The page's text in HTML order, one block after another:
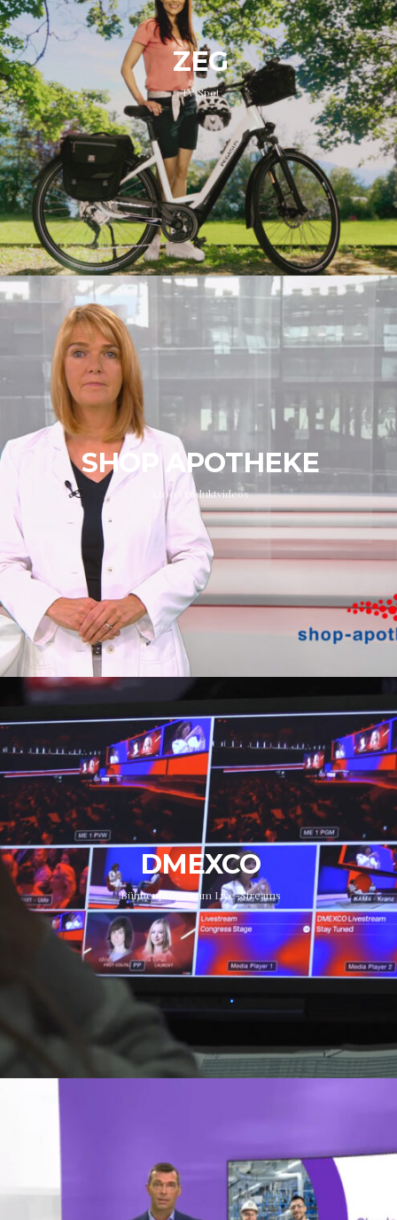
ZEG
TV Spot
SHOP APOTHEKE
1.500 Produktvideos
DMEXCO
Bühnenprogramm Live-Streams